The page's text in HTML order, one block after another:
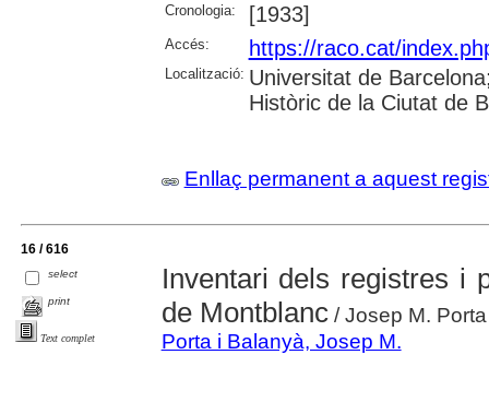
Cronologia: [1933]
Accés: https://raco.cat/
Localització: Universitat de
Històric de la Ciutat de
Enllaç permanent a aquest
16 / 616
select
print
Text complet
Inventari dels registres i
de Montblanc/ Josep M.
Porta i Balanyà, Josep M.